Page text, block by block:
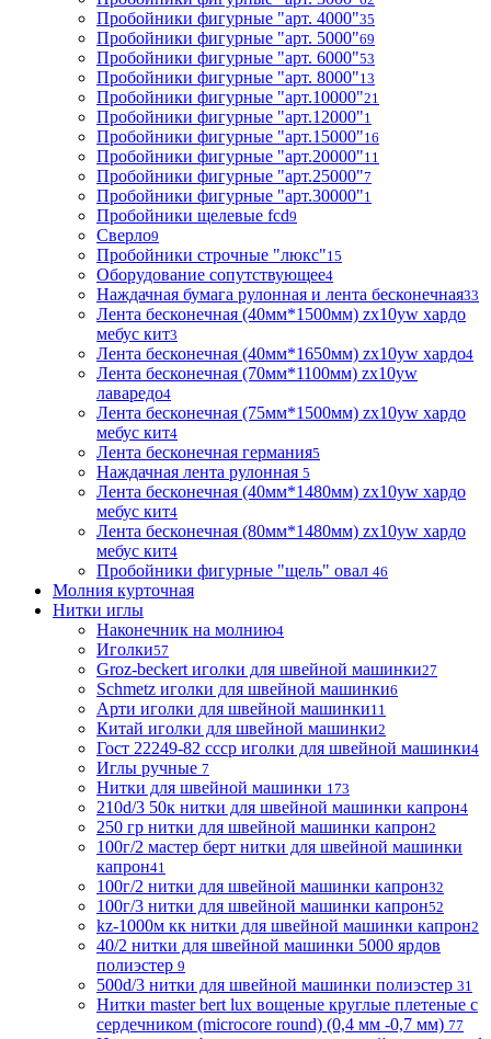
Пробойники фигурные "арт. 4000"35
Пробойники фигурные "арт. 5000"69
Пробойники фигурные "арт. 6000"53
Пробойники фигурные "арт. 8000"13
Пробойники фигурные "арт.10000"21
Пробойники фигурные "арт.12000"1
Пробойники фигурные "арт.15000"16
Пробойники фигурные "арт.20000"11
Пробойники фигурные "арт.25000"7
Пробойники фигурные "арт.30000"1
Пробойники щелевые fcd9
Сверло9
Пробойники строчные "люкс"15
Оборудование сопутствующее4
Наждачная бумага рулонная и лента бесконечная33
Лента бесконечная (40мм*1500мм) zx10yw хардо
мебус кит3
Лента бесконечная (40мм*1650мм) zx10yw хардо4
Лента бесконечная (70мм*1100мм) zx10yw
лаваредо4
Лента бесконечная (75мм*1500мм) zx10yw хардо
мебус кит4
Лента бесконечная германия5
Наждачная лента рулонная 5
Лента бесконечная (40мм*1480мм) zx10yw хардо
мебус кит4
Лента бесконечная (80мм*1480мм) zx10yw хардо
мебус кит4
Пробойники фигурные "щель" овал 46
Молния курточная
Нитки иглы
Наконечник на молнию4
Иголки57
Groz-beckert иголки для швейной машинки27
Schmetz иголки для швейной машинки6
Арти иголки для швейной машинки11
Китай иголки для швейной машинки2
Гост 22249-82 ссср иголки для швейной машинки4
Иглы ручные 7
Нитки для швейной машинки 173
210d/3 50к нитки для швейной машинки капрон4
250 гр нитки для швейной машинки капрон2
100г/2 мастер берт нитки для швейной машинки
капрон41
100г/2 нитки для швейной машинки капрон32
100г/3 нитки для швейной машинки капрон52
kz-1000м кк нитки для швейной машинки капрон2
40/2 нитки для швейной машинки 5000 ярдов
полиэстер 9
500d/3 нитки для швейной машинки полиэстер 31
Нитки master bert lux вощеные круглые плетеные с
сердечником (microcore round) (0,4 мм -0,7 мм) 77